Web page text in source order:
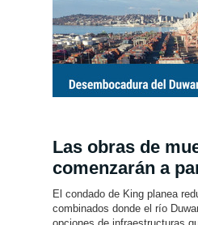
Las obras de
comenzarán a
El condado de King planea
combinados donde el río